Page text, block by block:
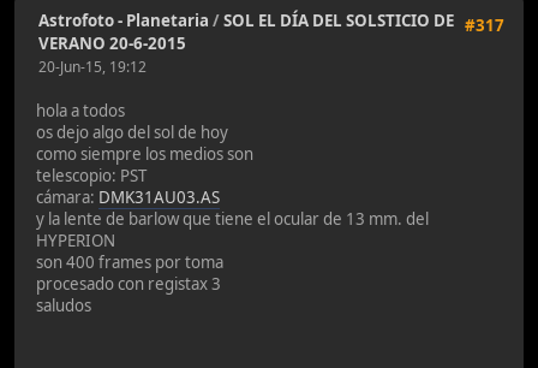
#317
Astrofoto - Planetaria /SOL EL DÍA DEL SOLSTICIO DE
VERANO 20-6-2015
20-Jun-15, 19:12
hola a todos
os dejo algo del sol de hoy
como siempre los medios son
telescopio: PST
cámara: DMK31AU03.AS
y la lente de barlow que tiene el ocular de 13 mm. del
HYPERION
son 400 frames por toma
procesado con registax 3
saludos